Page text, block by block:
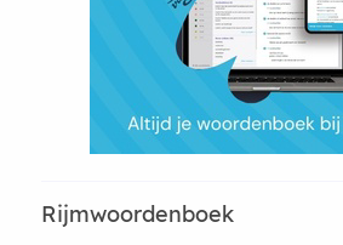
Rijmwoordenboek